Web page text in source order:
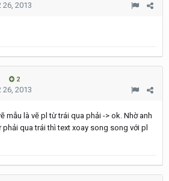
26, 2013
2
26, 2013
mẫu là vẽ pl từ trái qua phải -> ok. Nhờ anh
qua trái thì text xoay song song với pl